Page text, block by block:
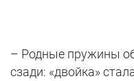
– Родные пружины
сзади: «двойка»